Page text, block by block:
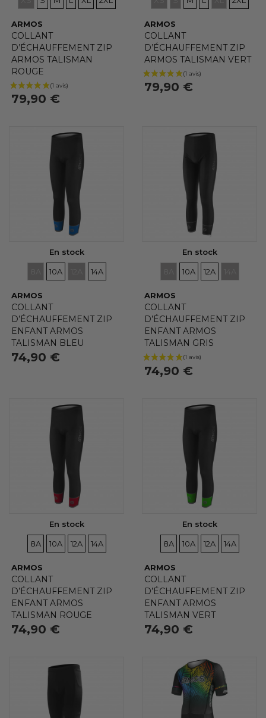
ARMOS
COLLANT
D’ÉCHAUFFEMENT ZIP
ARMOS TALISMAN
ROUGE
79,90 €
ARMOS
COLLANT
D’ÉCHAUFFEMENT ZIP
ARMOS TALISMAN VERT
79,90 €
En stock
TAILLESTAILLES
10A
TAILLES
TAILLES
14A
ARMOS
COLLANT
D’ÉCHAUFFEMENT ZIP
ENFANT ARMOS
TALISMAN BLEU
74,90 €
En stock
TAILLESTAILLES
10A
TAILLES
12A
TAILLES
ARMOS
COLLANT
D’ÉCHAUFFEMENT ZIP
ENFANT ARMOS
TALISMAN GRIS
74,90 €
En stock
TAILLES
8A
TAILLES
10A
TAILLES
12A
TAILLES
14A
ARMOS
COLLANT
D’ÉCHAUFFEMENT ZIP
ENFANT ARMOS
TALISMAN ROUGE
74,90 €
En stock
TAILLES
8A
TAILLES
10A
TAILLES
12A
TAILLES
14A
ARMOS
COLLANT
D’ÉCHAUFFEMENT ZIP
ENFANT ARMOS
TALISMAN VERT
74,90 €